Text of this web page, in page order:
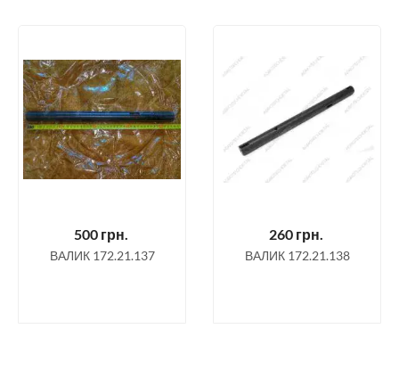
500 грн.
ВАЛИК 172.21.137
260 грн.
ВАЛИК 172.21.138